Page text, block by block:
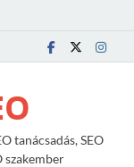
tanácsadás, SEO
szakember